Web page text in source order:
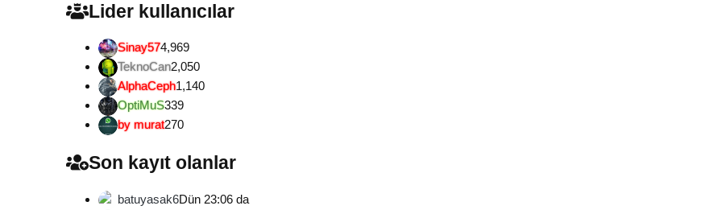
Lider kullanıcılar
Sinay574,969
TeknoCan2,050
AlphaCeph1,140
OptiMuS339
by murat270
Son kayıt olanlar
batuyasak6Dün 23:06 da